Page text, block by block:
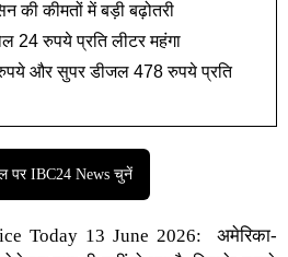
की कीमतों में बड़ी बढ़ोतरी
24 रुपये प्रति लीटर महंगा
और सुपर डीजल 478 रुपये प्रति
पर IBC24 News चुनें
Today 13 June 2026: अमेरिका-